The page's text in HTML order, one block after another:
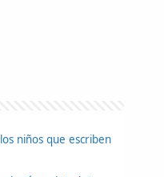
niños que escriben